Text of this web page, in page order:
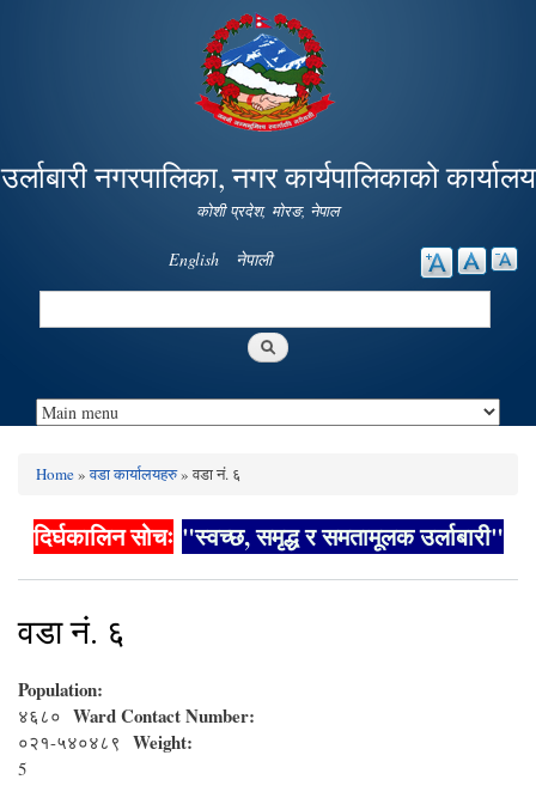
Skip to
main
content
उर्लाबारी नगरपालिका, नगर कार्यपालिकाको कार्यालय
कोशी प्रदेश, माेरङ, नेपाल
English नेपाली
Search
Home»वडा कार्यालयहरु» वडा नं. ६
दिर्घकालिन सोचः "स्वच्छ, समृद्ध र समतामूलक उर्लाबारी"
वडा नं. ६
Population:
४६८० Ward Contact Number:
०२१-५४०४८९ Weight:
5